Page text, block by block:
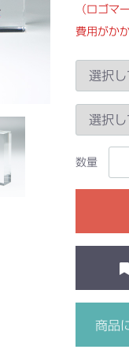
（ロゴマ
費用がか
数量
商品